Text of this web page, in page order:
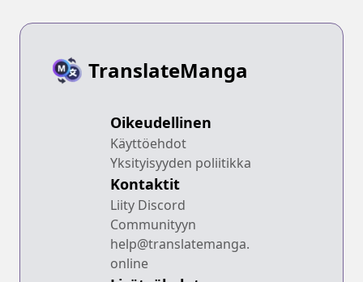
TranslateManga
Oikeudellinen
Käyttöehdot
Yksityisyyden poliitikka
Kontaktit
Liity Discord
Communityyn
help@translatemanga.
online